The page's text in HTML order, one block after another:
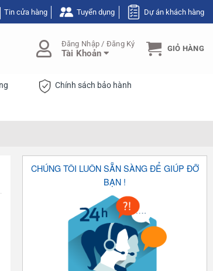
Tin cửa hàng Tuyển dụng Dự án khách hàng
Đăng Nhập / Đăng Ký
Tài Khoản GIỎ HÀNG
Chính sách bảo hành
CHÚNG TÔI LUÔN SẴN SÀNG ĐỂ GIÚP ĐỠ
BẠN !